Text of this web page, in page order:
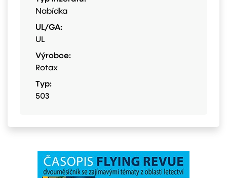
Nabídka
UL/GA:
UL
Výrobce:
Rotax
Typ:
503